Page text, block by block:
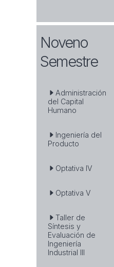
Noveno
Semestre
Administración
del Capital
Humano
Ingeniería del
Producto
Optativa IV
Optativa V
Taller de
Síntesis y
Evaluación de
Ingeniería
Industrial III